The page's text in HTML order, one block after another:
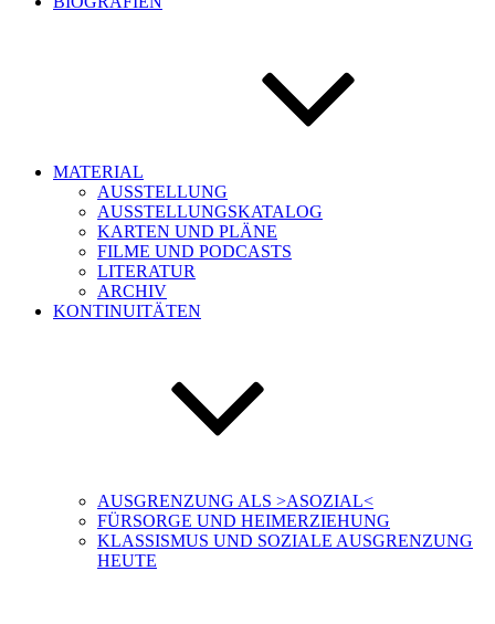
MATERIAL
AUSSTELLUNG
AUSSTELLUNGSKATALOG
KARTEN UND PLÄNE
FILME UND PODCASTS
LITERATUR
ARCHIV
KONTINUITÄTEN
AUSGRENZUNG ALS >ASOZIAL<
FÜRSORGE UND HEIMERZIEHUNG
KLASSISMUS UND SOZIALE AUSGRENZUNG
HEUTE